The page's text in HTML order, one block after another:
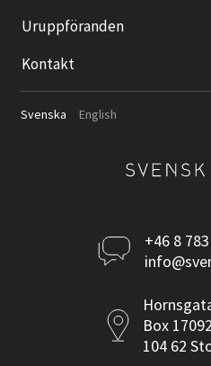
Uruppföranden
Kontakt
Svenska English
oss
+46 8
Box 17092
104 62